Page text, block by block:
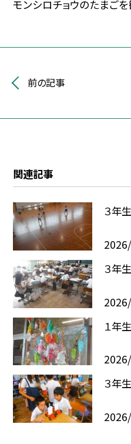
モンシロチョウのたまごを
前の記事
関連記事
３年
３年
１年
３年